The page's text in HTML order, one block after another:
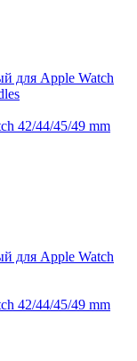
42/44/45/49 mm
42/44/45/49 mm